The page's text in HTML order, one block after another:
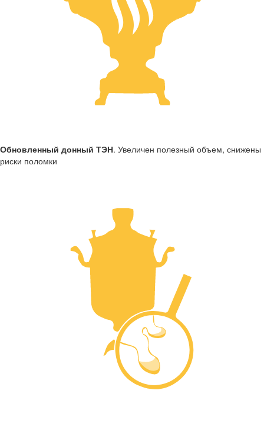
Обновленный донный ТЭН. Увеличен полезный объем, снижены
риски поломки